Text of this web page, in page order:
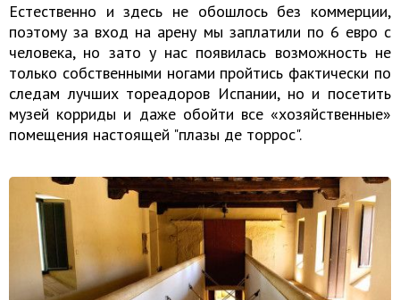
Естественно и здесь не обошлось без коммерции,
поэтому за вход на арену мы заплатили по 6 евро с
человека, но зато у нас появилась возможность не
только собственными ногами пройтись фактически по
следам лучших тореадоров Испании, но и посетить
музей корриды и даже обойти все «хозяйственные»
помещения настоящей "плазы де торрос".